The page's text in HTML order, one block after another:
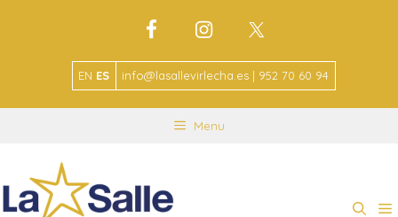
EN ES info@lasallevirlecha.es | 952 70 60 94
Menu